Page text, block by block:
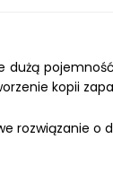
kopii
rozwiązanie